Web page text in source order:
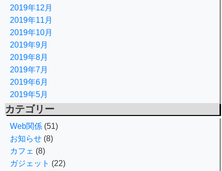
2019年12月
2019年11月
2019年10月
2019年9月
2019年8月
2019年7月
2019年6月
2019年5月
カテゴリー
Web関係 (51)
お知らせ (8)
カフェ (8)
ガジェット (22)